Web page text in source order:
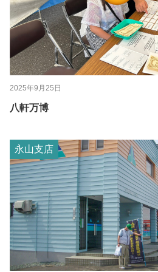
2025年9月25日
八軒万博
永山支店